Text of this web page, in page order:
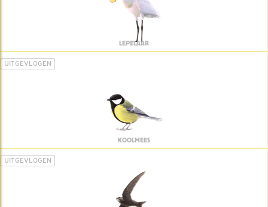
LEPELAAR
UITGEVLOGEN
KOOLMEES
UITGEVLOGEN